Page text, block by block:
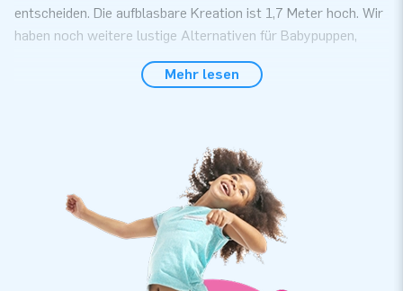
entscheiden. Die aufblasbare Kreation ist 1,7 Meter hoch. Wir
haben noch weitere lustige Alternativen für Babypuppen,
welche Sie in unserem Sortiment finden.
Innerhalb von nur 5 Minuten steht diese komplette Attraktion
im Garten oder auf der Hauseinfahrt der jungen Eltern. Sie
erhalten folgendes mit der Lieferung: Gebrauchsanleitung
zum aufzubauen, Transportsack und Verankerungsmaterial.
Auch alleine ist der Aufbau kein Problem! Auch das Gewicht
ist nicht schwer: Auto, Storch und Baby wiegen zusammen
Mehr lesen